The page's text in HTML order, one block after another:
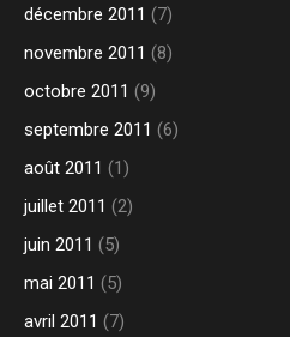
décembre 2011 (7)
novembre 2011 (8)
octobre 2011 (9)
septembre 2011 (6)
août 2011 (1)
juillet 2011 (2)
juin 2011 (5)
mai 2011 (5)
avril 2011 (7)